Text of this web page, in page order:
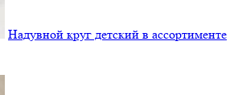
Надувной круг детский в ассортименте